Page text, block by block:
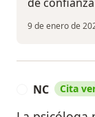
9 de enero de
NC Cita